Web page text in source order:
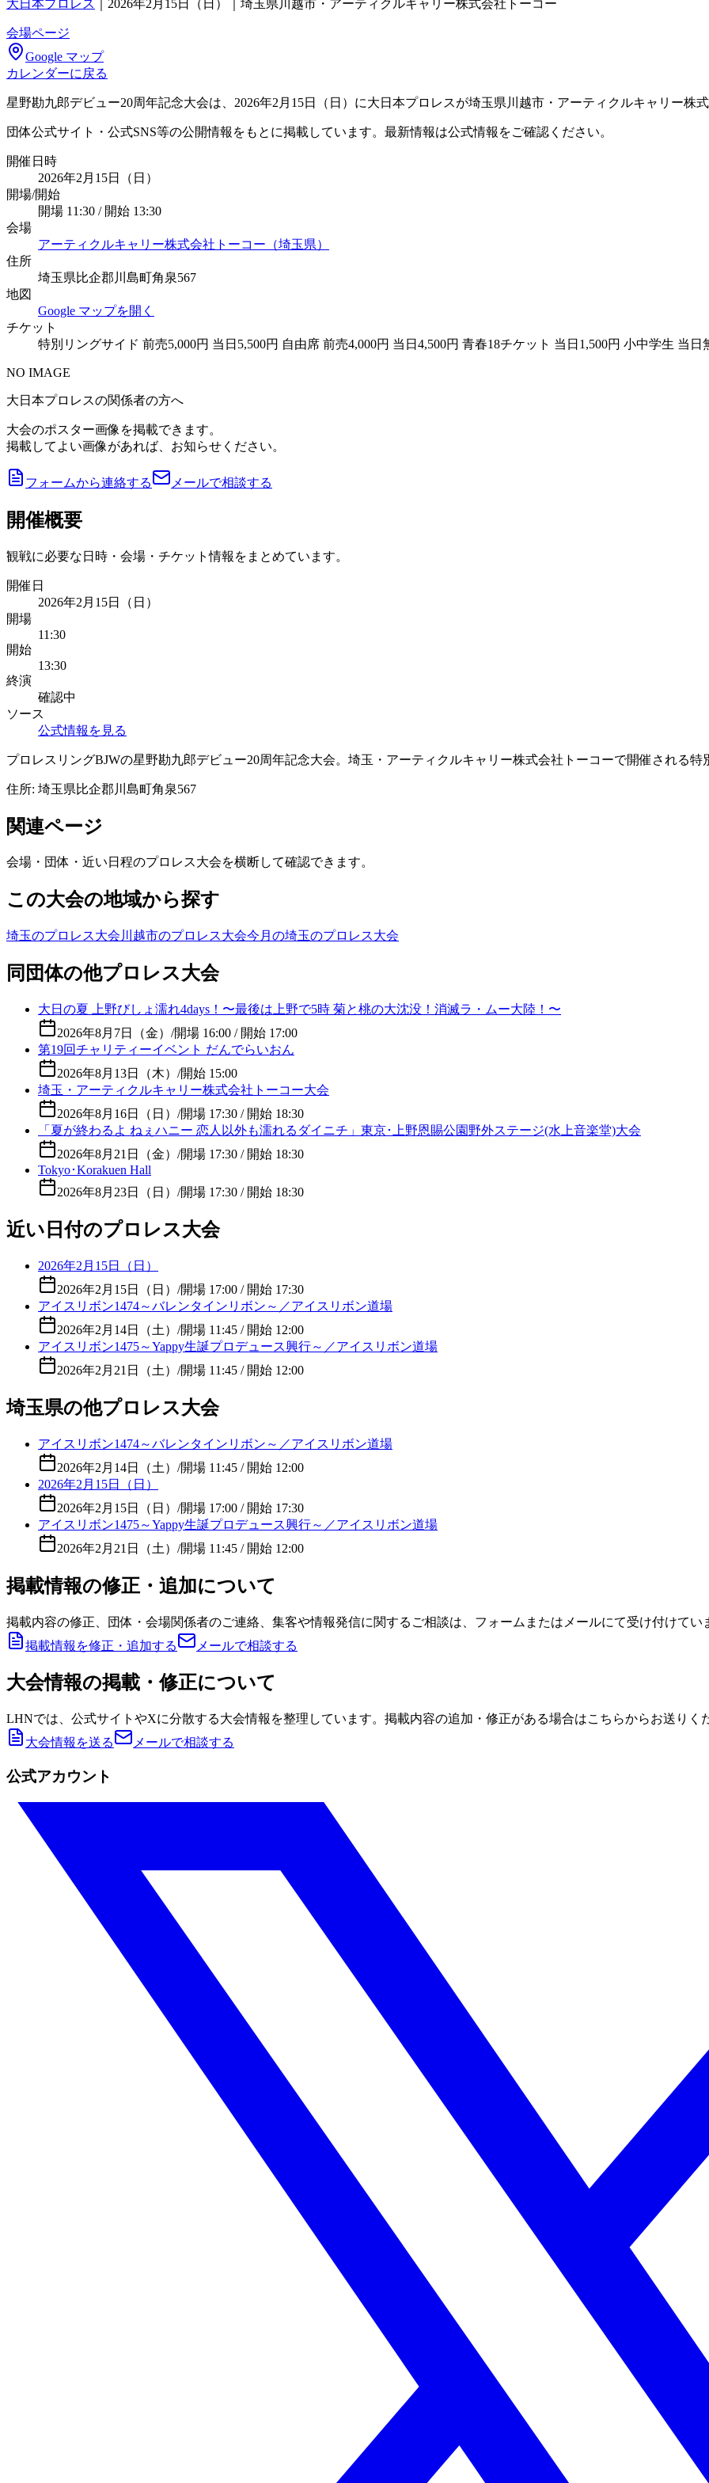
大日本プロレス 2026年2月15日（日）｜埼玉県川越市・アーティクルキャリー株式会社トーコー
会場ページ
Google マップ
カレンダーに戻る
星野勘九郎デビュー20周年記念大会は、2026年2月15日（日）に大日本プロレスが埼玉県川越市・アーティクルキャリー株
団体公式サイト・公式SNS等の公開情報をもとに掲載しています。最新情報は公式情報をご確認ください。
開催日時
2026年2月15日（日）
開場/開始
開場 11:30 / 開始 13:30
会場
アーティクルキャリー株式会社トーコー（埼玉県）
住所
埼玉県比企郡川島町角泉567
地図
Google マップを開く
チケット
特別リングサイド 前売5,000円 当日5,500円 自由席 前売4,000円 当日4,500円 青春18チケット 当日1,500円 小中学生 当日
NO IMAGE
大日本プロレスの関係者の方へ
大会のポスター画像を掲載できます。
掲載してよい画像があれば、お知らせください。
フォームから連絡する メールで相談する
開催概要
観戦に必要な日時・会場・チケット情報をまとめています。
開催日
2026年2月15日（日）
開場
11:30
開始
13:30
終演
確認中
ソース
公式情報を見る
プロレスリングBJWの星野勘九郎デビュー20周年記念大会。埼玉・アーティクルキャリー株式会社トーコーで開催される特
住所: 埼玉県比企郡川島町角泉567
関連ページ
会場・団体・近い日程のプロレス大会を横断して確認できます。
この大会の地域から探す
埼玉のプロレス大会 川越市のプロレス大会今月の埼玉のプロレス大会
同団体の他プロレス大会
大日の夏 上野びしょ濡れ4days！〜最後は上野で5時 菊と桃の大沈没！消滅ラ・ムー大陸！〜
2026年8月7日（金） /開場 16:00 / 開始 17:00
第19回チャリティーイベント だんでらいおん
2026年8月13日（木） /開始 15:00
埼玉・アーティクルキャリー株式会社トーコー大会
2026年8月16日（日） /開場 17:30 / 開始 18:30
「夏が終わるよ ねぇハニー 恋人以外も濡れるダイニチ」東京･上野恩賜公園野外ステージ(水上音楽堂)大会
2026年8月21日（金） /開場 17:30 / 開始 18:30
Tokyo･Korakuen Hall
2026年8月23日（日） /開場 17:30 / 開始 18:30
近い日付のプロレス大会
2026年2月15日（日）
2026年2月15日（日） /開場 17:00 / 開始 17:30
アイスリボン1474～バレンタインリボン～／アイスリボン道場
2026年2月14日（土） /開場 11:45 / 開始 12:00
アイスリボン1475～Yappy生誕プロデュース興行～／アイスリボン道場
2026年2月21日（土） /開場 11:45 / 開始 12:00
埼玉県の他プロレス大会
アイスリボン1474～バレンタインリボン～／アイスリボン道場
2026年2月14日（土） /開場 11:45 / 開始 12:00
2026年2月15日（日）
2026年2月15日（日） /開場 17:00 / 開始 17:30
アイスリボン1475～Yappy生誕プロデュース興行～／アイスリボン道場
2026年2月21日（土） /開場 11:45 / 開始 12:00
掲載情報の修正・追加について
掲載内容の修正、団体・会場関係者のご連絡、集客や情報発信に関するご相談は、フォームまたはメールにて受け付けてい
掲載情報を修正・追加する
メールで相談する
大会情報の掲載・修正について
LHNでは、公式サイトやXに分散する大会情報を整理しています。掲載内容の追加・修正がある場合はこちらからお送りく
大会情報を送る
メールで相談する
公式アカウント